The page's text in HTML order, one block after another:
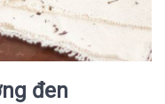
đen